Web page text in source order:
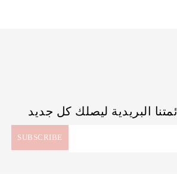
البريدية ليصلك كل جديد